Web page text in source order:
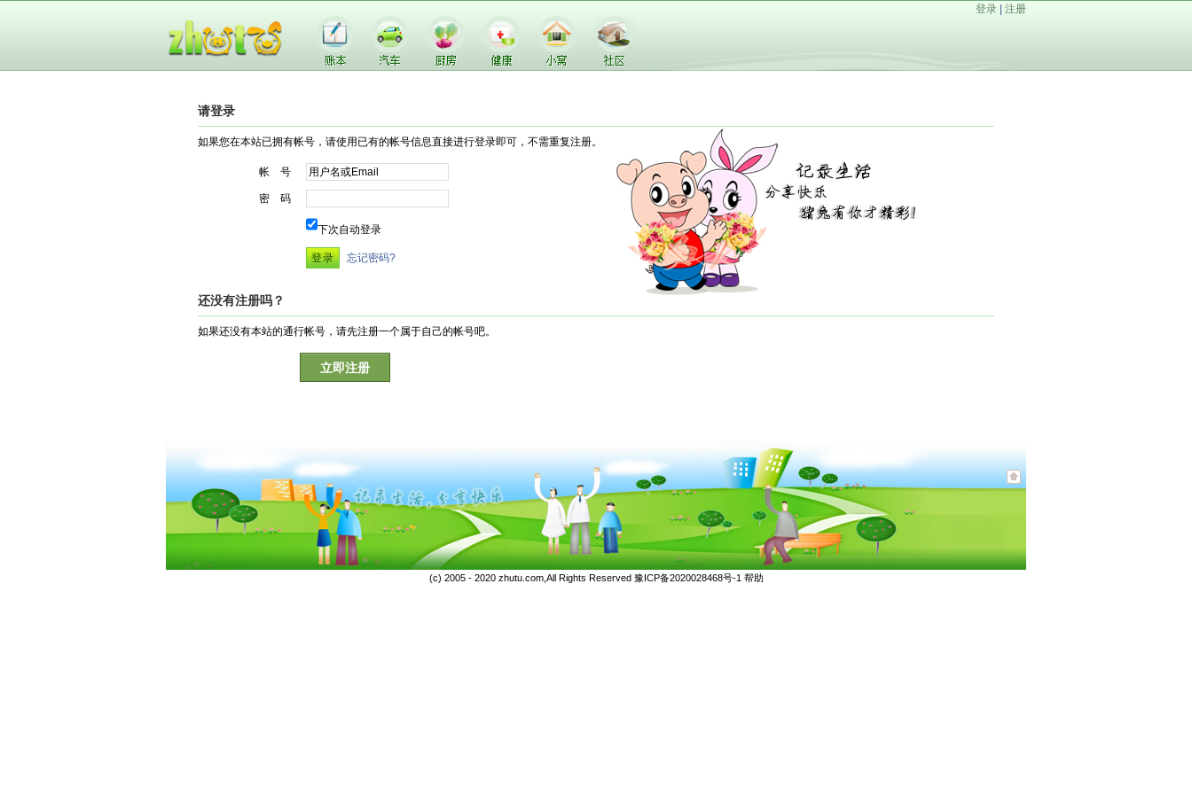
登录 注册
请登录
如果您在本站已拥有帐号，请使用已有的帐号信息直接进行登录即可，不需重复注册。
帐 号
密 码
下次自动登录
忘记密码?
还没有注册吗？
如果还没有本站的通行帐号，请先注册一个属于自己的帐号吧。
立即注册
(c) 2005 - 2020 zhutu.com,All Rights Reserved 豫ICP备2020028468号-1 帮助